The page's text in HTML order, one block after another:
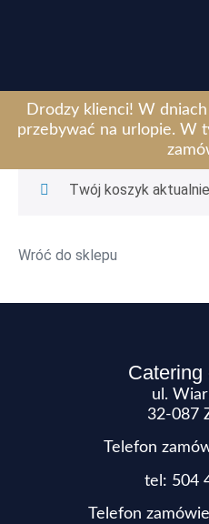
Drodzy klienci! W
przebywać na urlopie. W
Koszyk
Twój koszyk
Wróć do sklepu
Catering
ul.
32-087
Telefon
tel: 504
Telefon